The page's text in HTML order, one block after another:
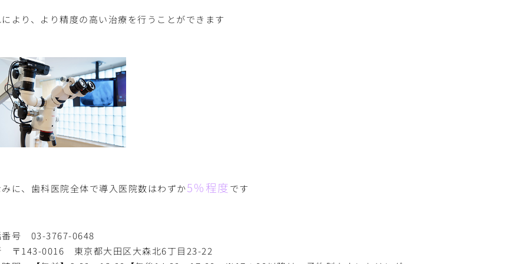
より、より精度の高い治療を行うことができます
に、歯科医院全体で導入医院数はわずか5％程度です
番号 03-3767-0648
〒143-0016 東京都大田区大森北6丁目23-22